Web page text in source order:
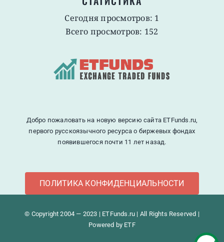
Сегодня просмотров: 1
Всего просмотров: 152
Добро пожаловать на новую версию сайта ETFunds.ru,
первого русскоязычного ресурса о биржевых фондах
появившегося почти 11 лет назад.
ПОЛИТИКА КОНФИДЕНЦИАЛЬНОСТИ
© Copyright 2004 — 2023 | ETFunds.ru | All Rights Reserved |
Powered by ETF